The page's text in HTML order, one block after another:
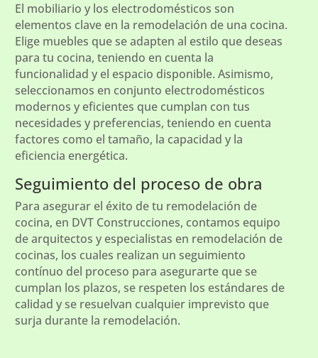
El mobiliario y los electrodomésticos son
elementos clave en la remodelación de una cocina.
Elige muebles que se adapten al estilo que deseas
para tu cocina, teniendo en cuenta la
funcionalidad y el espacio disponible. Asimismo,
seleccionamos en conjunto electrodomésticos
modernos y eficientes que cumplan con tus
necesidades y preferencias, teniendo en cuenta
factores como el tamaño, la capacidad y la
eficiencia energética.
Seguimiento del proceso de obra
Para asegurar el éxito de tu remodelación de
cocina, en DVT Construcciones, contamos equipo
de arquitectos y especialistas en remodelación de
cocinas, los cuales realizan un seguimiento
contínuo del proceso para asegurarte que se
cumplan los plazos, se respeten los estándares de
calidad y se resuelvan cualquier imprevisto que
surja durante la remodelación.